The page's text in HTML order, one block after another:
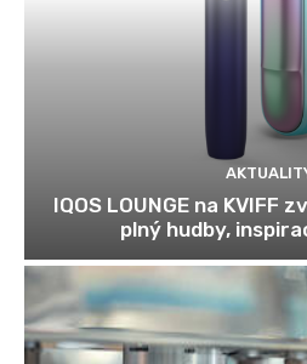
IQOS LOUNGE na KVIFF
plný hudby,